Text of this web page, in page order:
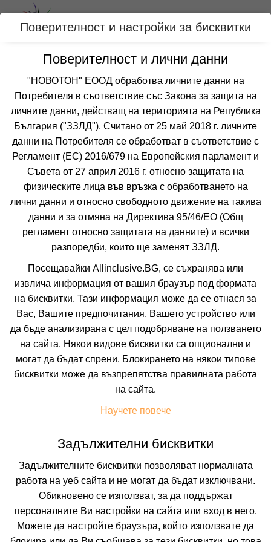
Вход
Категории
Оферти с ТОП ЦЕНИ за АТИНА,
ГЪРЦИЯ
Още курорти Филтри
 Сортирай по:
Не изпускайте нито една оферта!
Искате да получавате първи най-новите и най-
добрите ни предложения и специални
отстъпки?
Абонирайте се за нашия бюлетин сега !
Абонирай ме
Поверителност и настройки за бисквитки
Поверителност и лични данни
"НОВОТОН" ЕООД обработва личните данни на
Потребителя в съответствие със Закона за защита на
личните данни, действащ на територията на Република
България ("ЗЗЛД"). Считано от 25 май 2018 г. личните
данни на Потребителя се обработват в съответствие с
Регламент (ЕС) 2016/679 на Европейския парламент и
Съвета от 27 април 2016 г. относно защитата на
физическите лица във връзка с обработването на
лични данни и относно свободното движение на такива
данни и за отмяна на Директива 95/46/EО (Общ
регламент относно защитата на данните) и всички
разпоредби, които ще заменят ЗЗЛД.
Посещавайки Allinclusive.BG, се съхранява или
извлича информация от вашия браузър под формата
на бисквитки. Тази информация може да се отнася за
Вас, Вашите предпочитания, Вашето устройство или
да бъде анализирана с цел подобряване на ползването
на сайта. Някои видове бисквитки са опционални и
могат да бъдат спрени. Блокирането на някои типове
бисквитки може да възпрепятства правилната работа
на сайта.
Научете повече
Задължителни бисквитки
Задължителните бисквитки позволяват нормалната
работа на уеб сайта и не могат да бъдат изключвани.
Обикновено се използват, за да поддържат
персоналните Ви настройки на сайта или вход в него.
Можете да настройте браузъра, който използвате да